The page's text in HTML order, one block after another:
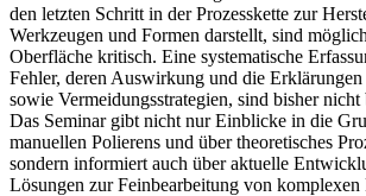
den letzten Schritt in der Prozesskette zur
Werkzeugen und Formen darstellt, sind
Oberfläche kritisch. Eine systematische
Fehler, deren Auswirkung und die
sowie Vermeidungsstrategien, sind bisher nicht
Das Seminar gibt nicht nur Einblicke in die
manuellen Polierens und über theoretisches
sondern informiert auch über aktuelle
Lösungen zur Feinbearbeitung von komplexen